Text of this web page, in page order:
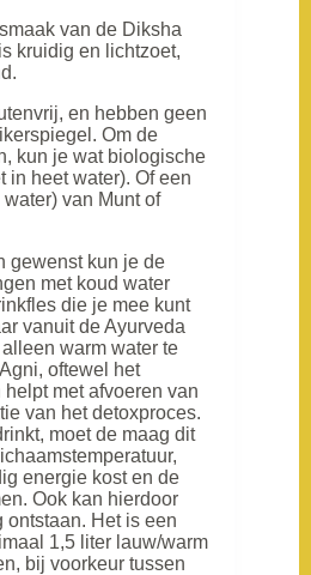
van de Diksha
kruidig en lichtzoet,
en hebben geen
Om de
kun je wat biologische
in heet water). Of een
van Munt of
gewenst kun je de
met koud water
die je mee kunt
vanuit de Ayurveda
warm water te
oftewel het
met afvoeren van
van het detoxproces.
moet de maag dit
energie kost en de
Ook kan hierdoor
ontstaan. Het is een
1,5 liter lauw/warm
bij voorkeur tussen